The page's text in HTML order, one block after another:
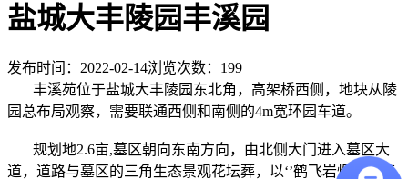
盐城大丰陵园丰溪园
发布时间：2022-02-14浏览次数： 199
丰溪苑位于盐城大丰陵园东北角，高架桥西侧，地块从陵
园总布局观察，需要联通西侧和南侧的4m宽环园车道。
规划地2.6亩,墓区朝向东南方向，由北侧大门进入墓区大
道，道路与墓区的三角生态景观花坛葬，以‘’鹤飞岩烟碧，鹿